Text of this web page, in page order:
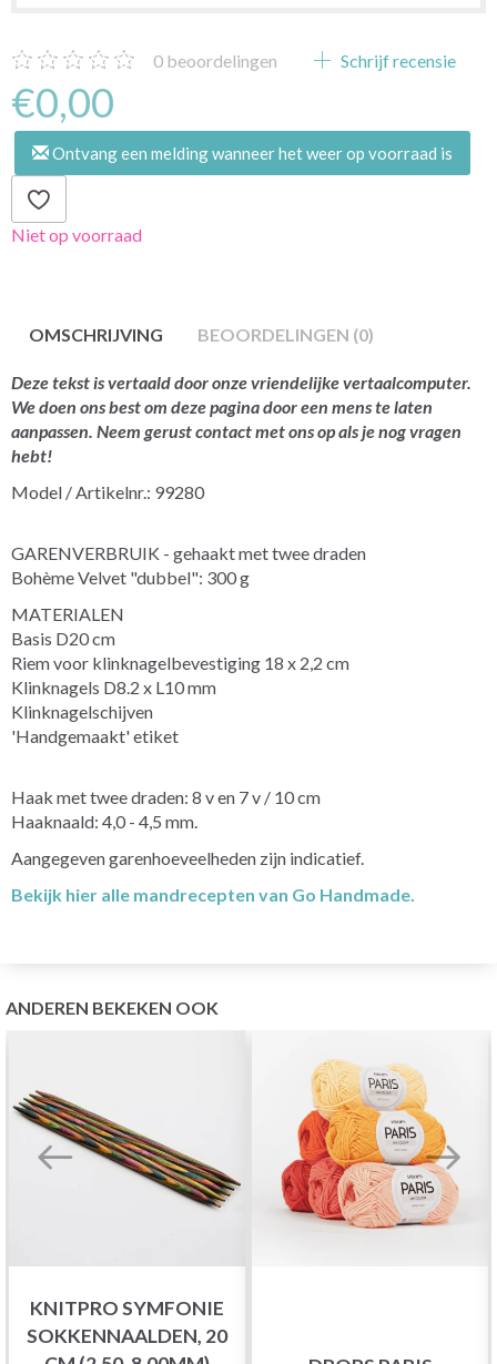
0 beoordelingen Schrijf recensie
€0,00
Ontvang een melding wanneer het weer op voorraad is
Niet op voorraad
OMSCHRIJVING BEOORDELINGEN (0)
Deze tekst is vertaald door onze vriendelijke vertaalcomputer.
We doen ons best om deze pagina door een mens te laten
aanpassen. Neem gerust contact met ons op als je nog vragen
hebt!
Model / Artikelnr.: 99280
GARENVERBRUIK - gehaakt met twee draden
Bohème Velvet "dubbel": 300 g
MATERIALEN
Basis D20 cm
Riem voor klinknagelbevestiging 18 x 2,2 cm
Klinknagels D8.2 x L10 mm
Klinknagelschijven
'Handgemaakt' etiket
Haak met twee draden: 8 v en 7 v / 10 cm
Haaknaald: 4,0 - 4,5 mm.
Aangegeven garenhoeveelheden zijn indicatief.
Bekijk hier alle mandrecepten van Go Handmade.
ANDEREN BEKEKEN OOK
KNITPRO SYMFONIE
SOKKENNAALDEN, 20